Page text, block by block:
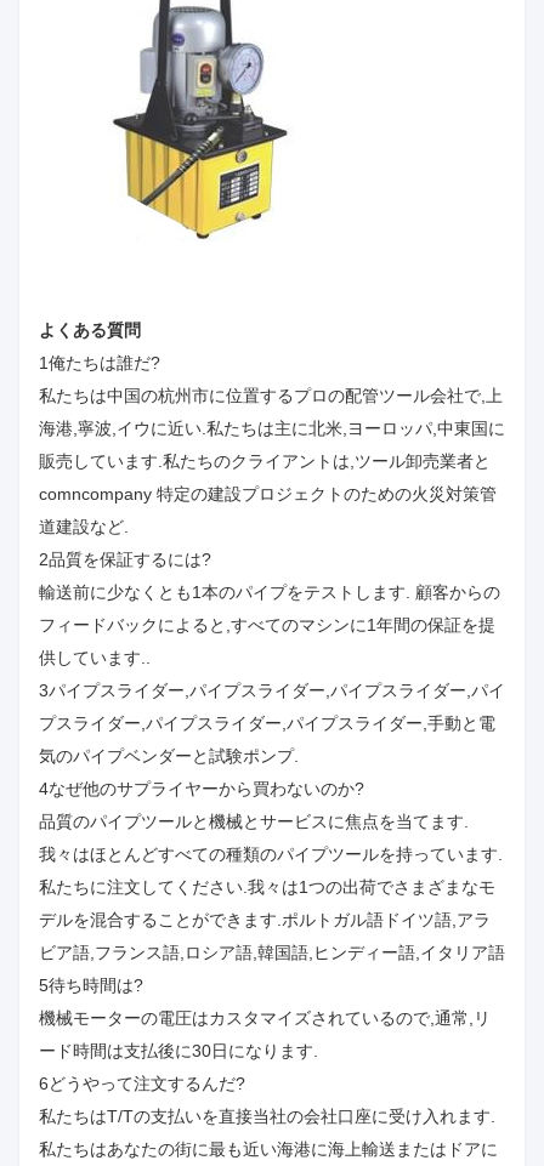
よくある質問
1俺たちは誰だ?
私たちは中国の杭州市に位置するプロの配管ツール会社で,上
海港,寧波,イウに近い.私たちは主に北米,ヨーロッパ,中東国に
販売しています.私たちのクライアントは,ツール卸売業者と
comncompany 特定の建設プロジェクトのための火災対策管
道建設など.
2品質を保証するには?
輸送前に少なくとも1本のパイプをテストします. 顧客からの
フィードバックによると,すべてのマシンに1年間の保証を提
供しています..
3パイプスライダー,パイプスライダー,パイプスライダー,パイ
プスライダー,パイプスライダー,パイプスライダー,手動と電
気のパイプベンダーと試験ポンプ.
4なぜ他のサプライヤーから買わないのか?
品質のパイプツールと機械とサービスに焦点を当てます.
我々はほとんどすべての種類のパイプツールを持っています.
私たちに注文してください.我々は1つの出荷でさまざまなモ
デルを混合することができます.ポルトガル語ドイツ語,アラ
ビア語,フランス語,ロシア語,韓国語,ヒンディー語,イタリア語
5待ち時間は?
機械モーターの電圧はカスタマイズされているので,通常,リ
ード時間は支払後に30日になります.
6どうやって注文するんだ?
私たちはT/Tの支払いを直接当社の会社口座に受け入れます.
私たちはあなたの街に最も近い海港に海上輸送またはドアに